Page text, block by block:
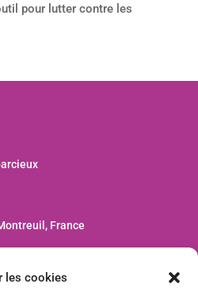
les cookies
pour lutter contre les
France